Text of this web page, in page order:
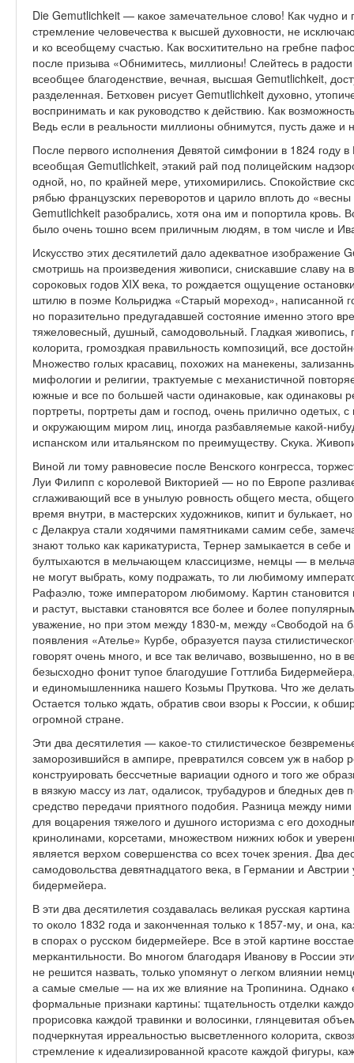
Die Gemutlichkeit — какое замечательное слово! Как чудно
стремление человечества к высшей духовности, не
и ко всеобщему счастью. Как восхитительно на гребне
после призыва «Обнимитесь, миллионы! Слейтесь в
всеобщее благоденствие, вечная, высшая Gemutlichkeit,
разделенная. Бетховен рисует Gemutlichkeit духовно,
воспринимать и как руководство к действию. Как
Ведь если в реальности миллионы обнимутся, пусть даже и
После первого исполнения Девятой симфонии в 1824 году
всеобщая Gemutlichkeit, этакий рай под полицейским
одной, но, по крайней мере, утихомирились. Спокойствие
рябью французских переворотов и царило вплоть до
Gemutlichkeit разобрались, хотя она им и попортила кровь.
было очень тошно всем приличным людям, в том числе и
Искусство этих десятилетий дало адекватное изображение
смотришь на произведения живописи, снискавшие славу на
сороковых годов XIX века, то рождается ощущение
штилю в поэме Кольриджа «Старый мореход», написанной
но поразительно предугадавшей состояние именно этого
тяжеловесный, душный, самодовольный. Гладкая живопись,
колорита, громоздкая правильность композиций, все
Множество голых красавиц, похожих на манекены,
мифологии и религии, трактуемые с механистичной
южные и все по большей части одинаковые, как одинаковы
портреты, портреты дам и господ, очень прилично
и окружающим миром лиц, иногда разбавляемые какой-
испанском или итальянском по преимуществу. Скука.
Виной ли тому равновесие после Венского конгресса,
Луи Филипп с королевой Викторией — но по Европе
сглаживающий все в унылую ровность общего места,
время внутри, в мастерских художников, кипит и булькает,
с Делакруа стали ходячими памятниками самим себе,
знают только как карикатуриста, Тернер замыкается в себе
бултыхаются в мельчающем классицизме, немцы — в
не могут выбрать, кому подражать, то ли любимому
Рафаэлю, тоже императором любимому. Картин
и растут, выставки становятся все более и более
уважение, но при этом между 1830-м, между «Свободой на
появления «Ателье» Курбе, образуется пауза
говорят очень много, и все так величаво, возвышенно, но в
безысходно фонит тупое благодушие Готтлиба
и единомышленника нашего Козьмы Пруткова. Что же
Остается только ждать, обратив свои взоры к России, к
огромной стране.
Эти два десятилетия — какое-то стилистическое
заморозившийся в ампире, превратился совсем уж в
конструировать бессчетные вариации одного и того же
в вязкую массу из лат, одалисок, трубадуров и бледных дев
средство передачи приятного подобия. Разница между ними
для воцарения тяжелого и душного историзма с его
кринолинами, корсетами, множеством нижних юбок и
является верхом совершенства со всех точек зрения. Два
самодовольства девятнадцатого века, в Германии и
бидермейера.
В эти два десятилетия создавалась великая русская
то около 1832 года и законченная только к 1857-му, и она,
в спорах о русском бидермейере. Все в этой картине
меркантильности. Во многом благодаря Иванову в России
не решится назвать, только упомянут о легком влиянии
а самые смелые — на их же влияние на Тропинина. Однако
формальные признаки картины: тщательность отделки
прорисовка каждой травинки и волосинки, глянцевитая
подчеркнутая ирреальностью высветленного колорита,
стремление к идеализированной красоте каждой фигуры,